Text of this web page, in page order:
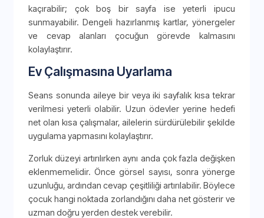
kaçırabilir; çok boş bir sayfa ise yeterli ipucu
sunmayabilir. Dengeli hazırlanmış kartlar, yönergeler
ve cevap alanları çocuğun görevde kalmasını
kolaylaştırır.
Ev Çalışmasına Uyarlama
Seans sonunda aileye bir veya iki sayfalık kısa tekrar
verilmesi yeterli olabilir. Uzun ödevler yerine hedefi
net olan kısa çalışmalar, ailelerin sürdürülebilir şekilde
uygulama yapmasını kolaylaştırır.
Zorluk düzeyi artırılırken aynı anda çok fazla değişken
eklenmemelidir. Önce görsel sayısı, sonra yönerge
uzunluğu, ardından cevap çeşitliliği artırılabilir. Böylece
çocuk hangi noktada zorlandığını daha net gösterir ve
uzman doğru yerden destek verebilir.